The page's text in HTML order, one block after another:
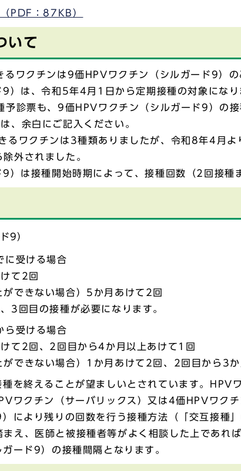
PDF：87KB）
いて
ワクチンは9価HPVワクチン（シルガード9）の
）は、令和5年4月1日から定期接種の対象にな
予診票も、9価HPVワクチン（シルガード9）の
、余白にご記入ください。
るワクチンは3種類ありましたが、令和8年4月
外されました。
）は接種開始時期によって、接種回数（2回接種
9）
に受ける場合
て2回
ができない場合）5か月あけて2回
回目の接種が必要になります。
ら受ける場合
て2回、2回目から4か月以上あけて1回
ができない場合）1か月あけて2回、2回目から3
を終えることが望ましいとされています。HPV
ワクチン（サーバリックス）又は4価HPVワク
により残りの回数を行う接種方法（「交互接種
え、医師と被接種者等がよく相談した上であれ
ード9）の接種間隔となります。